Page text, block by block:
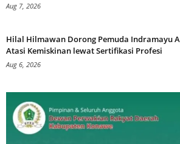
Aug 7, 2026
Hilal Hilmawan Dorong Pemuda Indramayu
Atasi Kemiskinan lewat Sertifikasi Profesi
Aug 6, 2026